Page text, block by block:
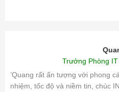
Trưởng Phòng
"Quang rất ấn tượng với phong
nhiệm, tốc độ và niềm tin, chúc